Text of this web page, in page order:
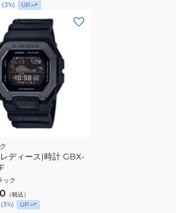
(3%) UP
ディース)時計 GBX-
ック
（税込）
(3%) UP